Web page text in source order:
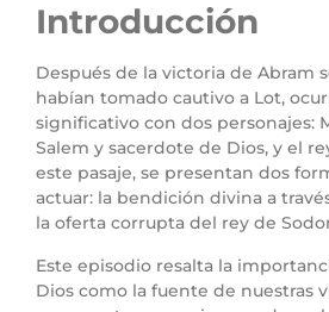
Introducción
Después de la victoria de Abram
habían tomado cautivo a Lot,
significativo con dos personajes:
Salem y sacerdote de Dios, y el
este pasaje, se presentan dos
actuar: la bendición divina a
la oferta corrupta del rey de
Este episodio resalta la
Dios como la fuente de nuestras